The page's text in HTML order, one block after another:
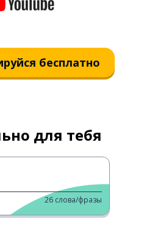
бесплатно
для тебя
26 слова/фразы